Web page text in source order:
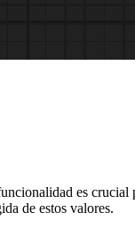
es
de estos valores.